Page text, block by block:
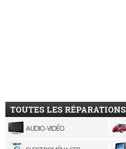
TOUTES LES RÉPARATIONS
AUDIO-VIDÉO